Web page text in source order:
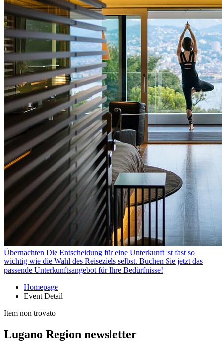
Übernachten Die Entscheidung für eine Unterkunft ist fast so
wichtig wie die Wahl des Reiseziels selbst. Buchen Sie jetzt das
passende Unterkunftsangebot für Ihre Bedürfnisse!
Homepage
Event Detail
Item non trovato
Lugano Region newsletter